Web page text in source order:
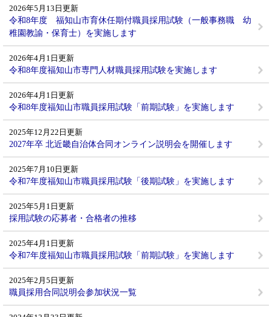
2026年5月13日更新
令和8年度 福知山市育休任期付職員採用試験（一般事務職 幼
稚園教諭・保育士）を実施します
2026年4月1日更新
令和8年度福知山市専門人材職員採用試験を実施します
2026年4月1日更新
令和8年度福知山市職員採用試験「前期試験」を実施します
2025年12月22日更新
2027年卒 北近畿自治体合同オンライン説明会を開催します
2025年7月10日更新
令和7年度福知山市職員採用試験「後期試験」を実施します
2025年5月1日更新
採用試験の応募者・合格者の推移
2025年4月1日更新
令和7年度福知山市職員採用試験「前期試験」を実施します
2025年2月5日更新
職員採用合同説明会参加状況一覧